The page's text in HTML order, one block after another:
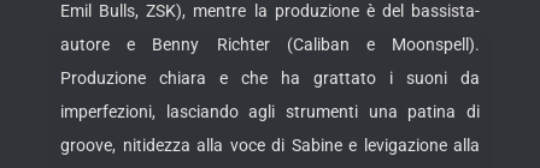
Emil Bulls, ZSK), mentre la produzione è del bassista-
autore e Benny Richter (Caliban e Moonspell).
Produzione chiara e che ha grattato i suoni da
imperfezioni, lasciando agli strumenti una patina di
groove, nitidezza alla voce di Sabine e levigazione alla